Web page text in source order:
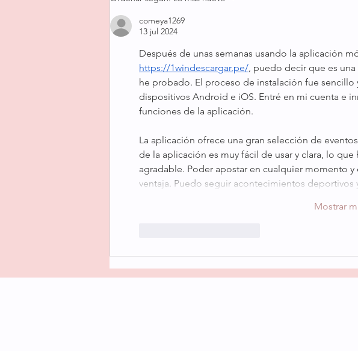
juro)comeya1269
13 jul 2024
Después de unas semanas usando la aplicación
https://1windescargar.pe/, puedo decir que es
he probado. El proceso de instalación fue
dispositivos Android e iOS. Entré en mi cuenta e
funciones de la aplicación.
La aplicación ofrece una gran selección de
de la aplicación es muy fácil de usar y clara, lo
agradable. Poder apostar en cualquier momento
ventaja. Puedo seguir acontecimientos
Mostrar